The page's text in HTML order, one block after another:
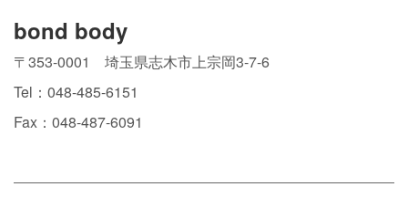
bond body
〒353-0001 埼玉県志木市上宗岡3-7-6
Tel：048-485-6151
Fax：048-487-6091